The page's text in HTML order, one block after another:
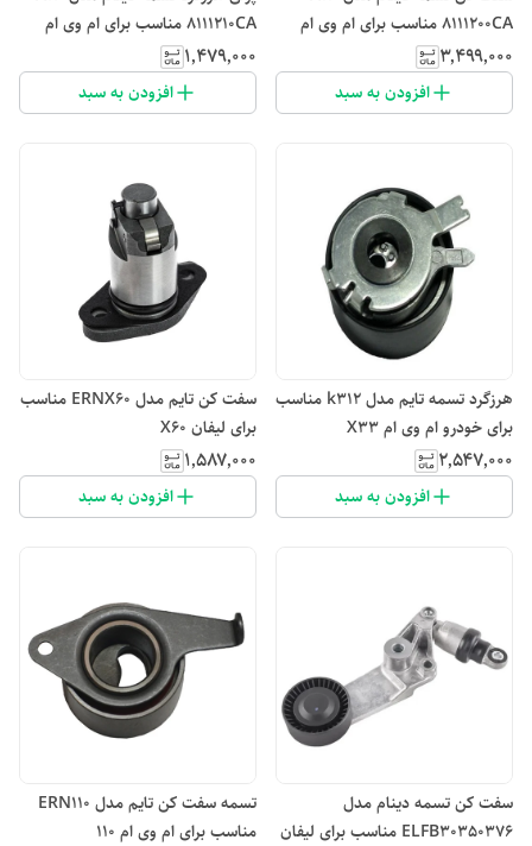
8111200CA مناسب برای ام وی ام
530
۳٬۴۹۹٬۰۰۰
افزودن به سبد
8111210CA مناسب برای ام وی ام
X33
۱٬۴۷۹٬۰۰۰
افزودن به سبد
هرزگرد تسمه تایم مدل k312 مناسب
برای خودرو ام وی ام X33
۲٬۵۴۷٬۰۰۰
افزودن به سبد
سفت کن تایم مدل ERNX60 مناسب
برای لیفان X60
۱٬۵۸۷٬۰۰۰
افزودن به سبد
سفت کن تسمه دینام مدل
ELFB30350376 مناسب برای لیفان
تسمه سفت کن تایم مدل ERN110
مناسب برای ام وی ام 110